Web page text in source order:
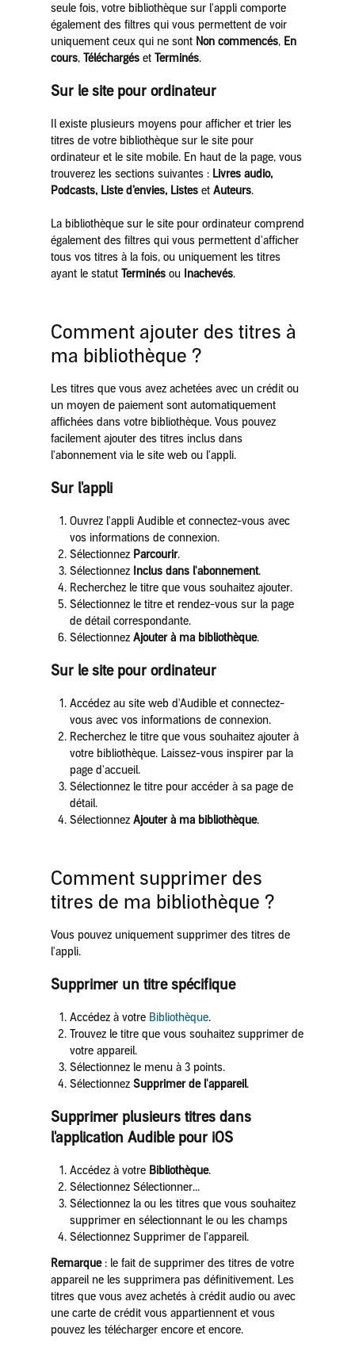
seule fois, votre bibliothèque sur l'appli comporte
également des filtres qui vous permettent de voir
uniquement ceux qui ne sont Non commencés, En
cours, Téléchargés et Terminés.
Sur le site pour ordinateur
Il existe plusieurs moyens pour afficher et trier les
titres de votre bibliothèque sur le site pour
ordinateur et le site mobile. En haut de la page, vous
trouverez les sections suivantes : Livres audio,
Podcasts, Liste d’envies, Listes etAuteurs.
La bibliothèque sur le site pour ordinateur comprend
également des filtres qui vous permettent d'afficher
tous vos titres à la fois, ou uniquement les titres
ayant le statut Terminés ou Inachevés.
Comment ajouter des titres à
ma bibliothèque ?
Les titres que vous avez achetées avec un crédit ou
un moyen de paiement sont automatiquement
affichées dans votre bibliothèque. Vous pouvez
facilement ajouter des titres inclus dans
l'abonnement via le site web ou l'appli.
Sur l'appli
Ouvrez l'appli Audible et connectez-vous avec
vos informations de connexion.
Sélectionnez Parcourir.
Sélectionnez Inclus dans l'abonnement.
Recherchez le titre que vous souhaitez ajouter.
Sélectionnez le titre et rendez-vous sur la page
de détail correspondante.
Sélectionnez Ajouter à ma bibliothèque.
Sur le site pour ordinateur
Accédez au site web d'Audible et connectez-
vous avec vos informations de connexion.
Recherchez le titre que vous souhaitez ajouter à
votre bibliothèque. Laissez-vous inspirer par la
page d'accueil.
Sélectionnez le titre pour accéder à sa page de
détail.
Sélectionnez Ajouter à ma bibliothèque.
Comment supprimer des
titres de ma bibliothèque ?
Vous pouvez uniquement supprimer des titres de
l'appli.
Supprimer un titre spécifique
Accédez à votre Bibliothèque.
Trouvez le titre que vous souhaitez supprimer de
votre appareil.
Sélectionnez le menu à 3 points.
Sélectionnez Supprimer de l'appareil.
Supprimer plusieurs titres dans
l'application Audible pour iOS
Accédez à votre Bibliothèque.
Sélectionnez Sélectionner...
Sélectionnez la ou les titres que vous souhaitez
supprimer en sélectionnant le ou les champs
Sélectionnez Supprimer de l'appareil.
Remarque : le fait de supprimer des titres de votre
appareil ne les supprimera pas définitivement. Les
titres que vous avez achetés à crédit audio ou avec
une carte de crédit vous appartiennent et vous
pouvez les télécharger encore et encore.